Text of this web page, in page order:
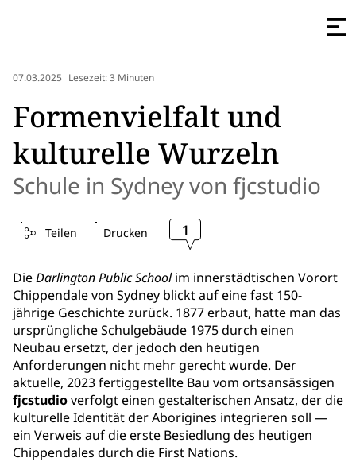
07.03.2025 Lesezeit: 3 Minuten
Formenvielfalt und
kulturelle Wurzeln
Schule in Sydney von fjcstudio
Teilen Drucken 1
DieDarlington Public Schoolim innerstädtischen Vorort
Chippendale von Sydney blickt auf eine fast 150-
jährige Geschichte zurück. 1877 erbaut, hatte man das
ursprüngliche Schulgebäude 1975 durch einen
Neubau ersetzt, der jedoch den heutigen
Anforderungen nicht mehr gerecht wurde. Der
aktuelle, 2023 fertiggestellte Bau vom ortsansässigen
fjcstudioverfolgt einen gestalterischen Ansatz, der die
kulturelle Identität der Aborigines integrieren soll —
ein Verweis auf die erste Besiedlung des heutigen
Chippendales durch die First Nations.